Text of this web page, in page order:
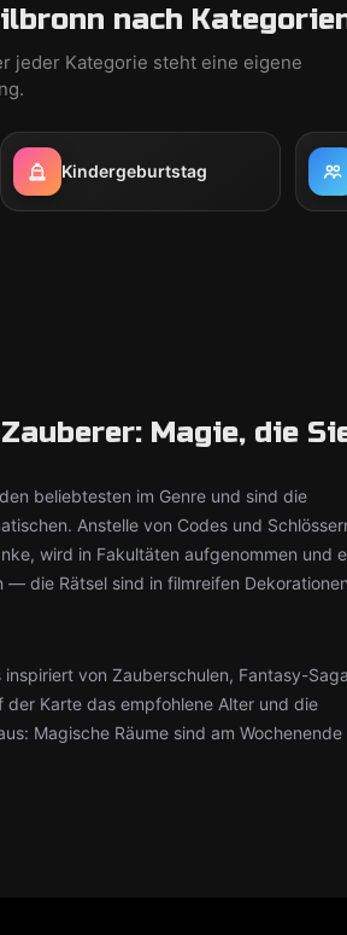
nach
jeder Kategorie steht eine eigene
Kindergeburtstag
Magie, die
beliebtesten im Genre und sind die
Anstelle von Codes und
wird in Fakultäten aufgenommen und
die Rätsel sind in filmreifen Dekorationen
von Zauberschulen, Fantasy-
Karte das empfohlene Alter und die
Magische Räume sind am Wochenende